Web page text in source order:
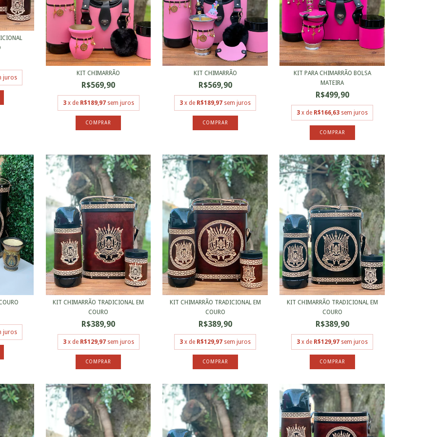
juros
KIT CHIMARRÃO
R$569,90
3 x de R$189,97 sem juros
KIT CHIMARRÃO
R$569,90
3 x de R$189,97 sem juros
KIT PARA CHIMARRÃO BOLSA
MATEIRA
R$499,90
3 x de R$166,63 sem juros
COMPRAR
juros
KIT CHIMARRÃO TRADICIONAL EM
COURO
R$389,90
3 x de R$129,97 sem juros
KIT CHIMARRÃO TRADICIONAL EM
COURO
R$389,90
3 x de R$129,97 sem juros
KIT CHIMARRÃO TRADICIONAL EM
COURO
R$389,90
3 x de R$129,97 sem juros